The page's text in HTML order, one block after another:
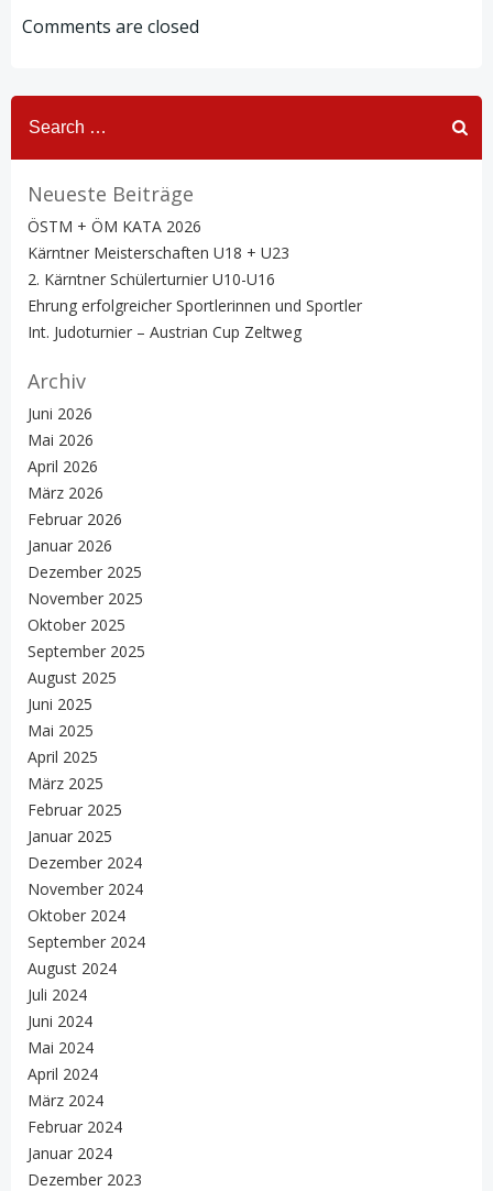
navigation
Comments are closed
Search
for:
Neueste Beiträge
ÖSTM + ÖM KATA 2026
Kärntner Meisterschaften U18 + U23
2. Kärntner Schülerturnier U10-U16
Ehrung erfolgreicher Sportlerinnen und Sportler
Int. Judoturnier – Austrian Cup Zeltweg
Archiv
Juni 2026
Mai 2026
April 2026
März 2026
Februar 2026
Januar 2026
Dezember 2025
November 2025
Oktober 2025
September 2025
August 2025
Juni 2025
Mai 2025
April 2025
März 2025
Februar 2025
Januar 2025
Dezember 2024
November 2024
Oktober 2024
September 2024
August 2024
Juli 2024
Juni 2024
Mai 2024
April 2024
März 2024
Februar 2024
Januar 2024
Dezember 2023